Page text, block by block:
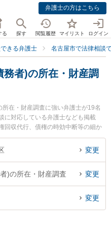
弁護士の方はこちら
る 探す 閲覧履歴 マイリスト ログイン
きる弁護士 名古屋市で法律相談
者)の所在・財産調
在・財産調査に強い弁護士が19名
に対応している弁護士なども掲載
回収代行、債権の時効中断等の細か
特に弁護士法人名古屋大光法律事務
光弁護士、小川総合法律特許事務所
』『相手(債務者)の所在・財産調査の
検索したい』『初回相談無料で相手
名古屋市中村区内の弁護士に相談予
変更
)の所在・財産調査 変更
変更